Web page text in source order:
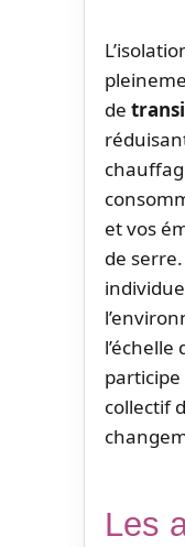
de
et vos
de
collectif
Les